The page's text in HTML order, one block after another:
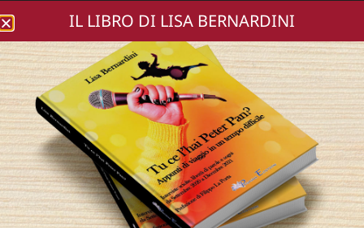
Lisa Bernardini
favicon-lisa-
bernardini
IL LIBRO DI LISA BERNARDINI